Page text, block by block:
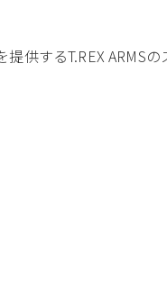
するT.REX ARMSの